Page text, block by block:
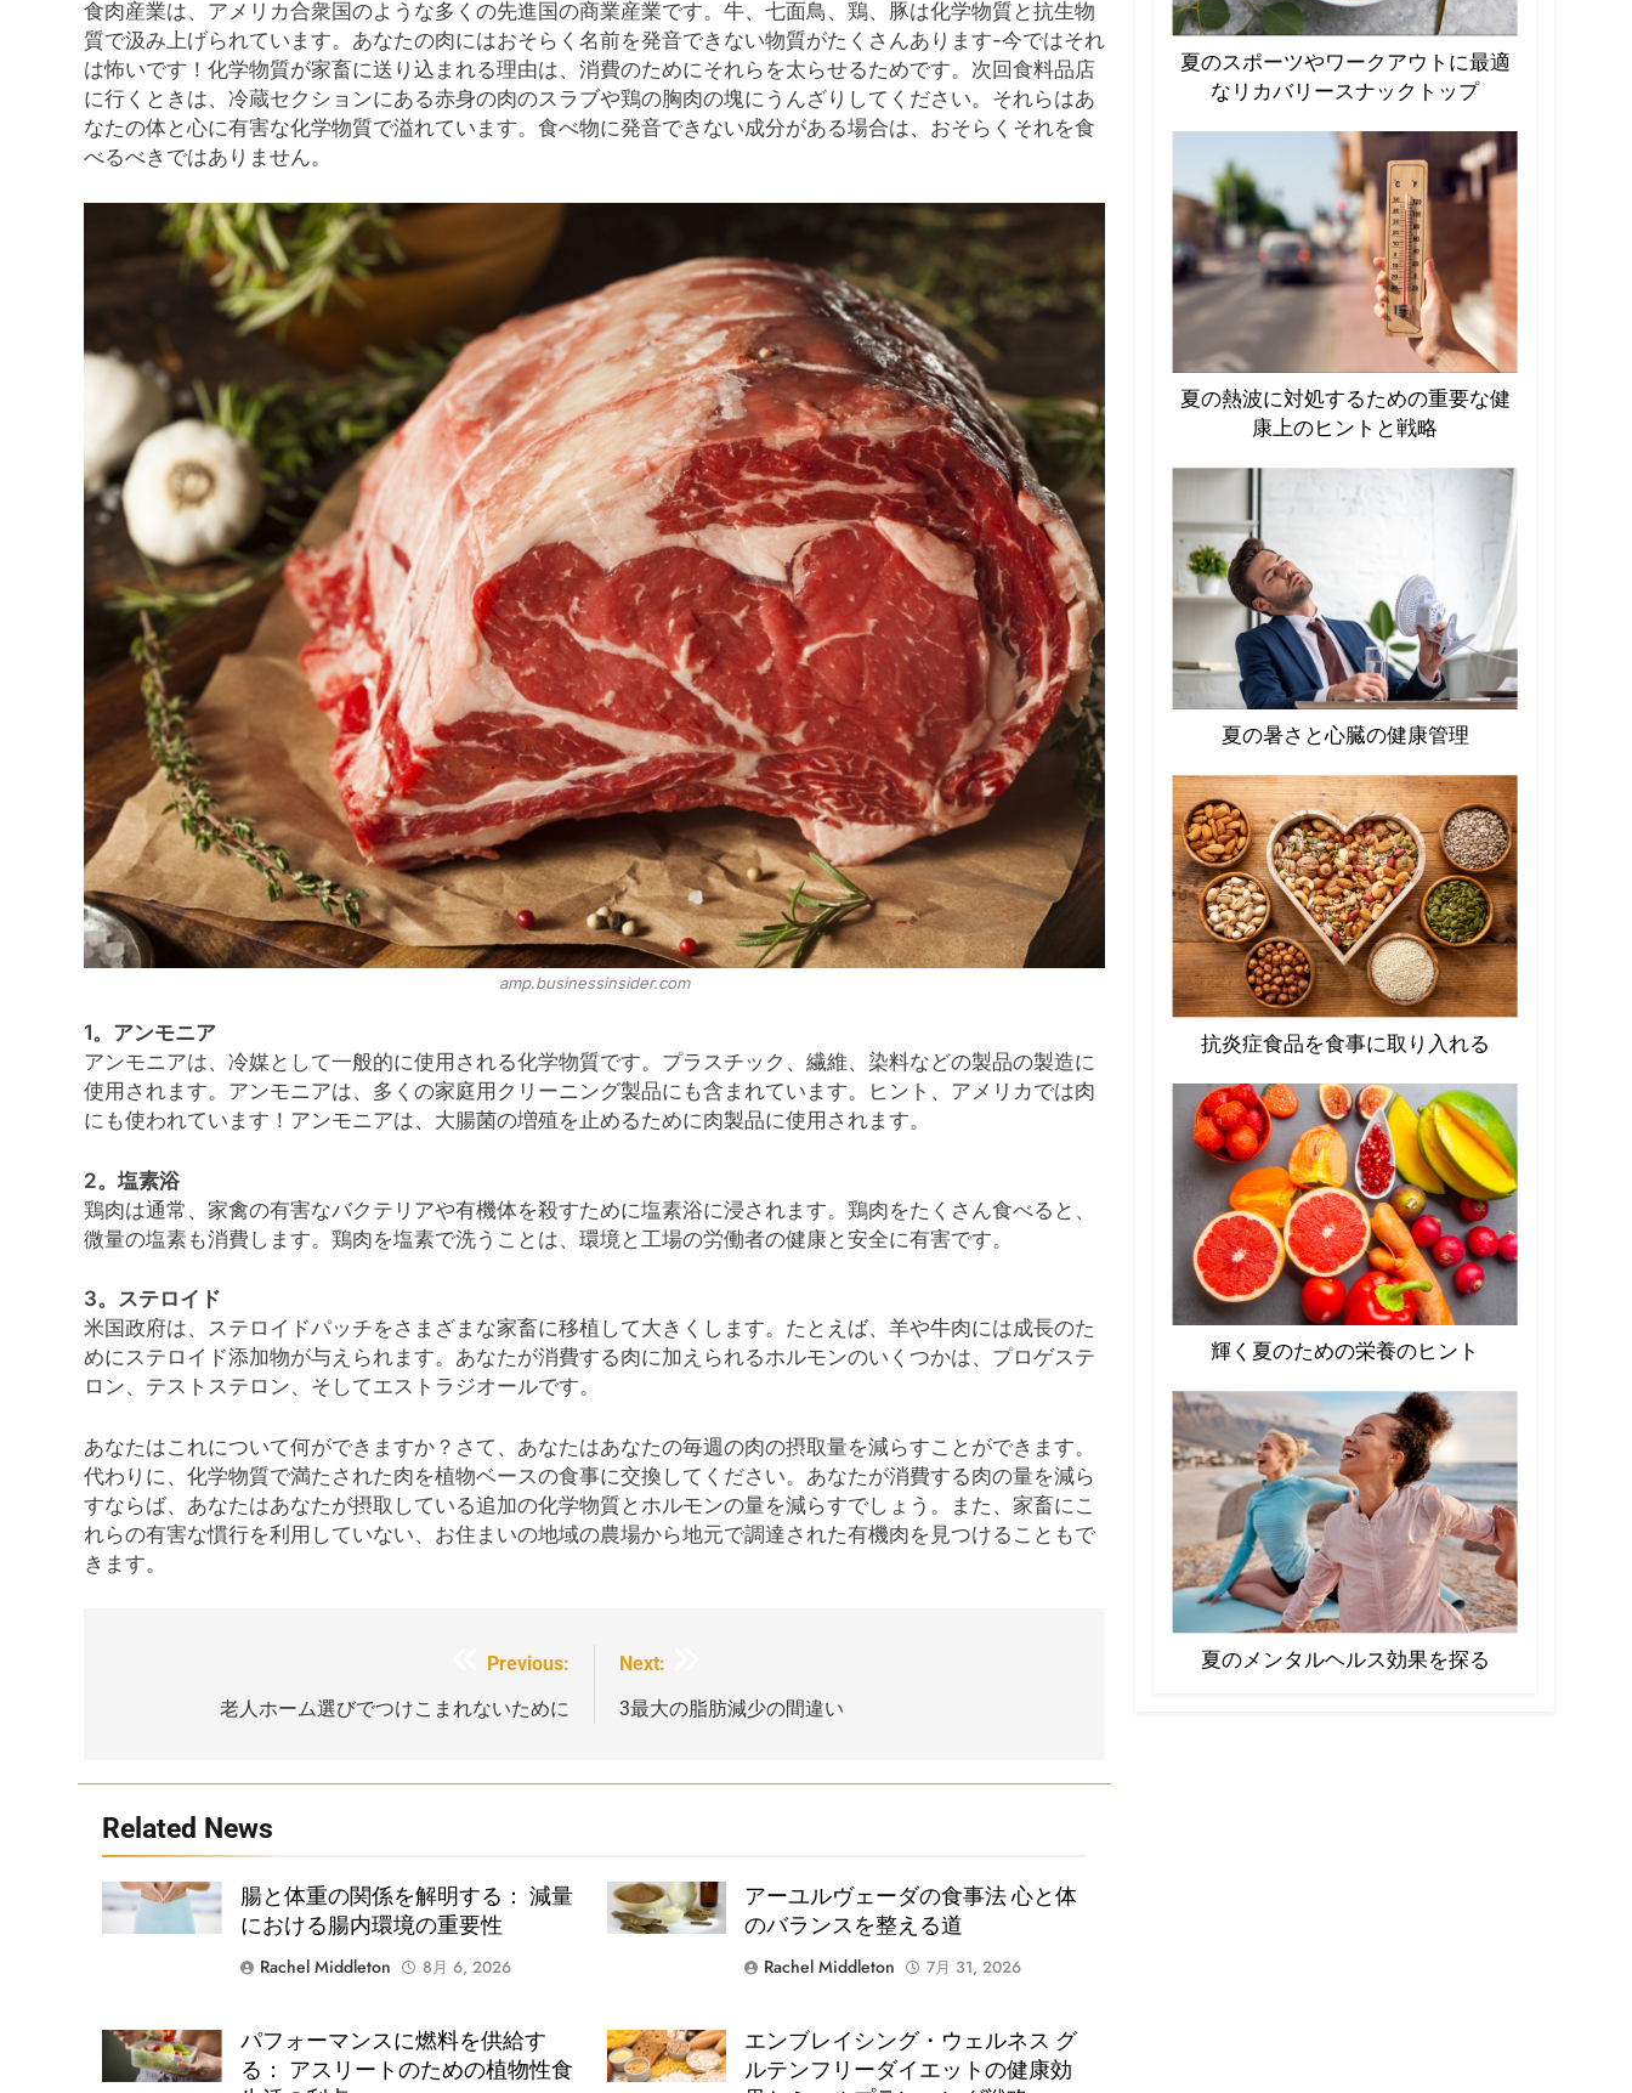
食肉産業は、アメリカ合衆国のような多くの先進国の商業産業です。牛、七面鳥、鶏、豚は化学物質と抗生物
質で汲み上げられています。あなたの肉にはおそらく名前を発音できない物質がたくさんあります-今ではそれ
は怖いです！化学物質が家畜に送り込まれる理由は、消費のためにそれらを太らせるためです。次回食料品店
に行くときは、冷蔵セクションにある赤身の肉のスラブや鶏の胸肉の塊にうんざりしてください。それらはあ
なたの体と心に有害な化学物質で溢れています。食べ物に発音できない成分がある場合は、おそらくそれを食
べるべきではありません。
amp.businessinsider.com
1。アンモニア
アンモニアは、冷媒として一般的に使用される化学物質です。プラスチック、繊維、染料などの製品の製造に
使用されます。アンモニアは、多くの家庭用クリーニング製品にも含まれています。ヒント、アメリカでは肉
にも使われています！アンモニアは、大腸菌の増殖を止めるために肉製品に使用されます。
2。塩素浴
鶏肉は通常、家禽の有害なバクテリアや有機体を殺すために塩素浴に浸されます。鶏肉をたくさん食べると、
微量の塩素も消費します。鶏肉を塩素で洗うことは、環境と工場の労働者の健康と安全に有害です。
3。ステロイド
米国政府は、ステロイドパッチをさまざまな家畜に移植して大きくします。たとえば、羊や牛肉には成長のた
めにステロイド添加物が与えられます。あなたが消費する肉に加えられるホルモンのいくつかは、プロゲステ
ロン、テストステロン、そしてエストラジオールです。
あなたはこれについて何ができますか？さて、あなたはあなたの毎週の肉の摂取量を減らすことができます。
代わりに、化学物質で満たされた肉を植物ベースの食事に交換してください。あなたが消費する肉の量を減ら
すならば、あなたはあなたが摂取している追加の化学物質とホルモンの量を減らすでしょう。また、家畜にこ
れらの有害な慣行を利用していない、お住まいの地域の農場から地元で調達された有機肉を見つけることもで
きます。
ゲ
ー
シ
Previous:
老人ホーム選びでつけこまれないために
Next:
3最大の脂肪減少の間違い
Related News
Shutterstock
腸と体重の関係を解明する： 減量
における腸内環境の重要性
Rachel Middleton
8月 6, 2026
Shutterstock
アーユルヴェーダの食事法 心と体
のバランスを整える道
Rachel Middleton
7月 31, 2026
Shutterstock
パフォーマンスに燃料を供給す
る： アスリートのための植物性食
Shutterstock
エンブレイシング・ウェルネス グ
ルテンフリーダイエットの健康効
夏のスポーツやワークアウトに最適
なリカバリースナックトップ
夏の熱波に対処するための重要な健
康上のヒントと戦略
夏の暑さと心臓の健康管理
抗炎症食品を食事に取り入れる
輝く夏のための栄養のヒント
夏のメンタルヘルス効果を探る